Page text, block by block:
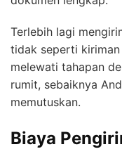
Terlebih lagi
tidak seperti
melewati tahapan
rumit, sebaiknya
memutuskan.
Biaya